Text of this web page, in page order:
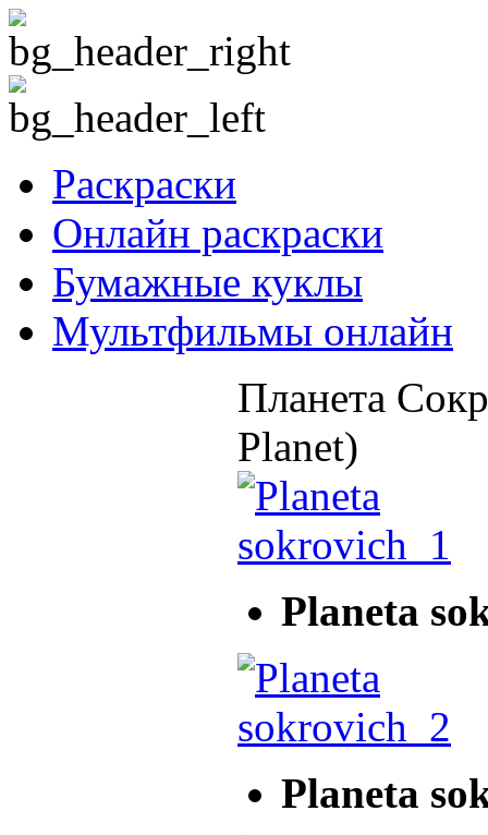
Раскраски
Онлайн раскраски
Бумажные куклы
Мультфильмы онлайн
Планета
Planet)
Planeta
Planeta